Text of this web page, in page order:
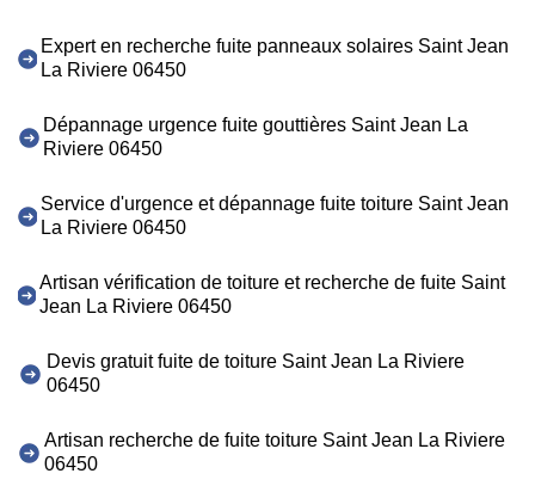
Expert en recherche fuite panneaux solaires Saint Jean
La Riviere 06450
Dépannage urgence fuite gouttières Saint Jean La
Riviere 06450
Service d'urgence et dépannage fuite toiture Saint Jean
La Riviere 06450
Artisan vérification de toiture et recherche de fuite Saint
Jean La Riviere 06450
Devis gratuit fuite de toiture Saint Jean La Riviere
06450
Artisan recherche de fuite toiture Saint Jean La Riviere
06450